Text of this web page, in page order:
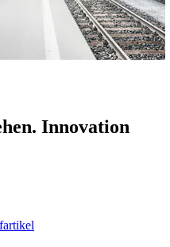
Innovation